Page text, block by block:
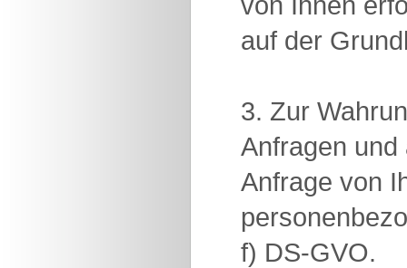
auf der
3. Zur
Anfragen
Anfrage von
f) DS-GVO.